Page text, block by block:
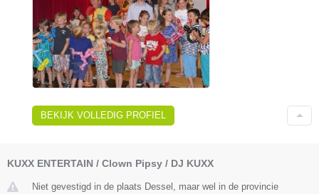
BEKIJK VOLLEDIG PROFIEL
KUXX ENTERTAIN / Clown Pipsy / DJ KUXX
Niet gevestigd in de plaats Dessel, maar wel in de provincie